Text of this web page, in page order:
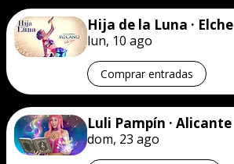
Hija de la Luna · Elche
lun, 10 ago
Comprar entradas
Luli Pampín · Alicante
dom, 23 ago